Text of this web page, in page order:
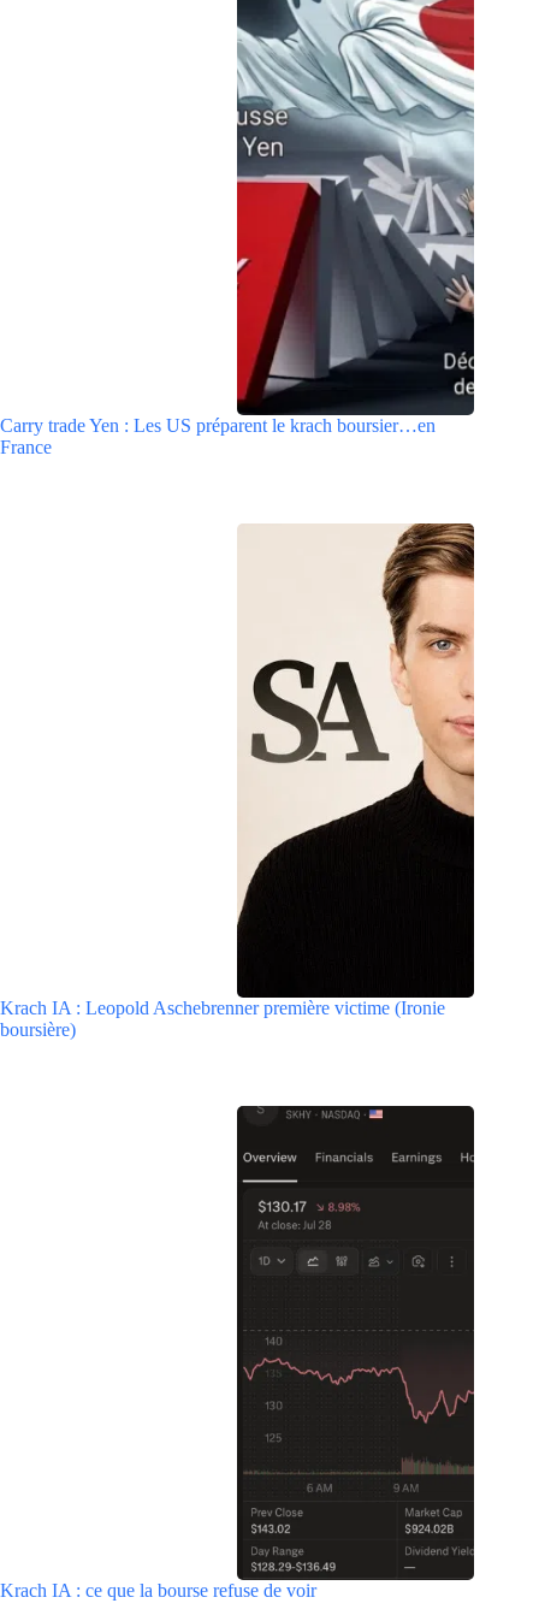
Carry trade Yen : Les US préparent le krach boursier…en
France
Krach IA : Leopold Aschebrenner première victime (Ironie
boursière)
Krach IA : ce que la bourse refuse de voir